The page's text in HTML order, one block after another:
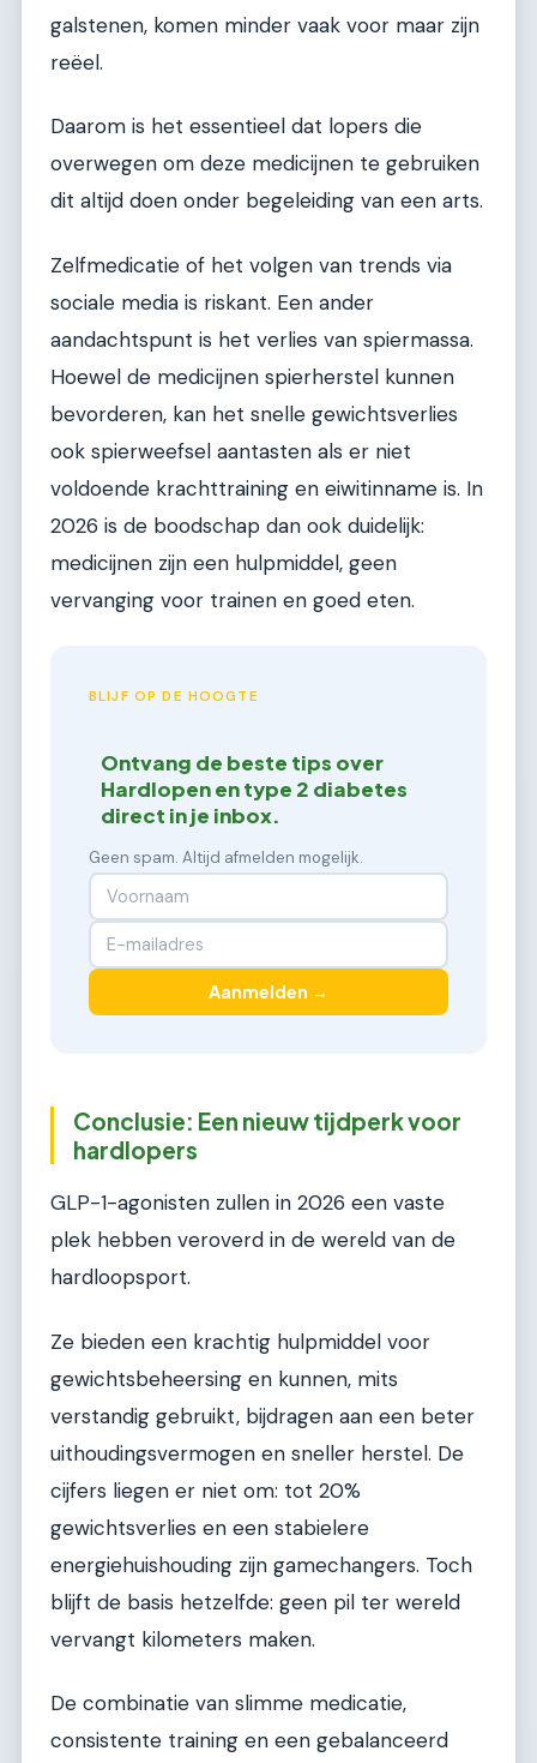
galstenen, komen minder vaak voor maar zijn
reëel.
Daarom is het essentieel dat lopers die
overwegen om deze medicijnen te gebruiken
dit altijd doen onder begeleiding van een arts.
Zelfmedicatie of het volgen van trends via
sociale media is riskant. Een ander
aandachtspunt is het verlies van spiermassa.
Hoewel de medicijnen spierherstel kunnen
bevorderen, kan het snelle gewichtsverlies
ook spierweefsel aantasten als er niet
voldoende krachttraining en eiwitinname is. In
2026 is de boodschap dan ook duidelijk:
medicijnen zijn een hulpmiddel, geen
vervanging voor trainen en goed eten.
BLIJF OP DE HOOGTE
Ontvang de beste tips over
Hardlopen en type 2 diabetes
direct in je inbox.
Geen spam. Altijd afmelden mogelijk.
Aanmelden →
Conclusie: Een nieuw tijdperk voor
hardlopers
GLP-1-agonisten zullen in 2026 een vaste
plek hebben veroverd in de wereld van de
hardloopsport.
Ze bieden een krachtig hulpmiddel voor
gewichtsbeheersing en kunnen, mits
verstandig gebruikt, bijdragen aan een beter
uithoudingsvermogen en sneller herstel. De
cijfers liegen er niet om: tot 20%
gewichtsverlies en een stabielere
energiehuishouding zijn gamechangers. Toch
blijft de basis hetzelfde: geen pil ter wereld
vervangt kilometers maken.
De combinatie van slimme medicatie,
consistente training en een gebalanceerd